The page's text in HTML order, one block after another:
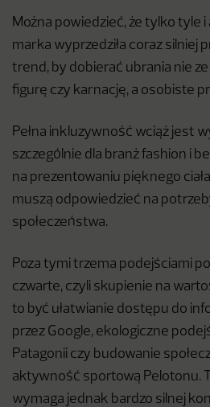
Można powiedzieć, że tylko tyle i
marka wyprzedziła coraz silniej
trend, by dobierać ubrania nie
figurę czy karnację, a osobiste
Pełna inkluzywność wciąż jest
szczególnie dla branż fashion i
na prezentowaniu pięknego
muszą odpowiedzieć na
społeczeństwa.
Poza tymi trzema podejściami
czwarte, czyli skupienie na
to być ułatwianie dostępu do
przez Google, ekologiczne
Patagonii czy budowanie
aktywność sportową Pelotonu.
wymaga jednak bardzo silnej